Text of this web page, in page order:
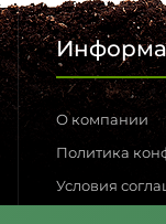
О компании
Политика
Условия